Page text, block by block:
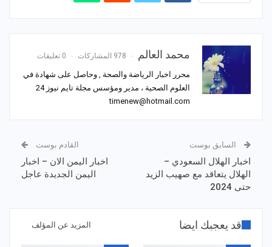
محمد العالم 978 المشاركات 0 تعليقات
محرر اخبار الرياضة والصحة , وحاصل على شهادة في
العلوم الصحية ، مدير ومؤسس مجلة تايم نيوز 24
timenew@hotmail.com
السابق بوست
اخبار الهلال السعودي –
الهلال يتعاقد مع صهيب الزيد
حتى 2024
القادم بوست
اخبار اليمن الان – اخبار
اليمن الجديدة عاجل
قد يعجبك ايضا المزيد عن المؤلف